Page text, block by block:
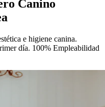
Canino
e higiene canina.
día. 100% Empleabilidad